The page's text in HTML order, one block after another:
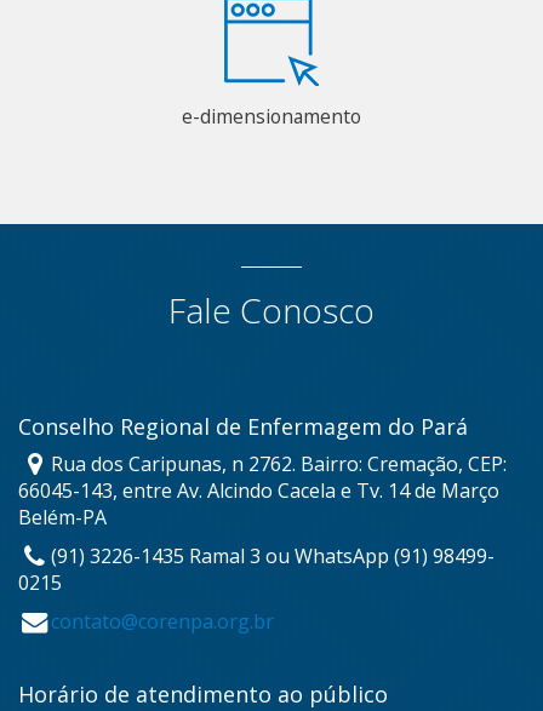
e-dimensionamento
Fale Conosco
Conselho Regional de Enfermagem do Pará
Rua dos Caripunas, n 2762. Bairro: Cremação, CEP:
66045-143, entre Av. Alcindo Cacela e Tv. 14 de Março
Belém-PA
(91) 3226-1435 Ramal 3 ou WhatsApp (91) 98499-
0215
contato@corenpa.org.br
Horário de atendimento ao público